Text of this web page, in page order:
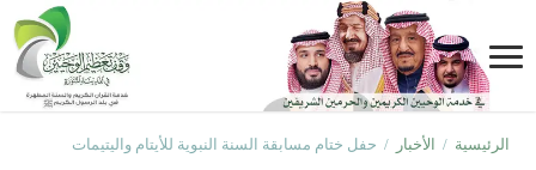
الرئيسية / الأخبار / حفل ختام مسابقة السنة النبوية للأيتام واليتيمات